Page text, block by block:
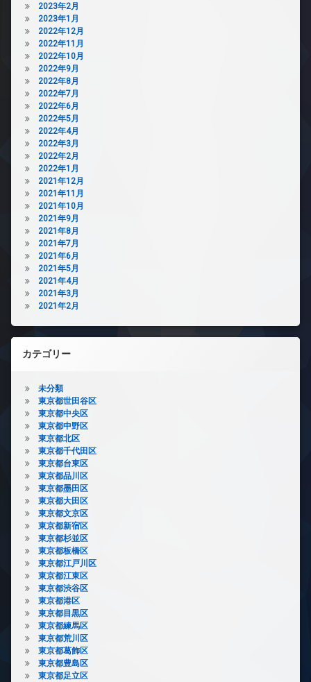
2023年2月
2023年1月
2022年12月
2022年11月
2022年10月
2022年9月
2022年8月
2022年7月
2022年6月
2022年5月
2022年4月
2022年3月
2022年2月
2022年1月
2021年12月
2021年11月
2021年10月
2021年9月
2021年8月
2021年7月
2021年6月
2021年5月
2021年4月
2021年3月
2021年2月
カテゴリー
未分類
東京都世田谷区
東京都中央区
東京都中野区
東京都北区
東京都千代田区
東京都台東区
東京都品川区
東京都墨田区
東京都大田区
東京都文京区
東京都新宿区
東京都杉並区
東京都板橋区
東京都江戸川区
東京都江東区
東京都渋谷区
東京都港区
東京都目黒区
東京都練馬区
東京都荒川区
東京都葛飾区
東京都豊島区
東京都足立区